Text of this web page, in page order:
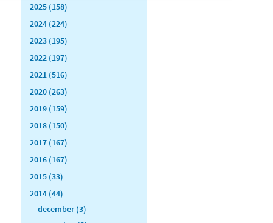
2025 (158)
2024 (224)
2023 (195)
2022 (197)
2021 (516)
2020 (263)
2019 (159)
2018 (150)
2017 (167)
2016 (167)
2015 (33)
2014 (44)
december (3)